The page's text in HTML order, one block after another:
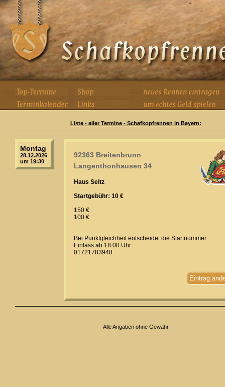
Liste - aller Termine - Schafkopfrennen in Bayern:
Montag
28.12.2026
um 19:30
92363 Breitenbrunn
Langenthonhausen 34
Haus Seitz
Startgebühr: 10 €
150 €
100 €
Bei Punktgleichheit entscheidet die Startnummer.
Einlass ab 18:00 Uhr
01721783948
Eintrag
Alle Angaben ohne Gewähr